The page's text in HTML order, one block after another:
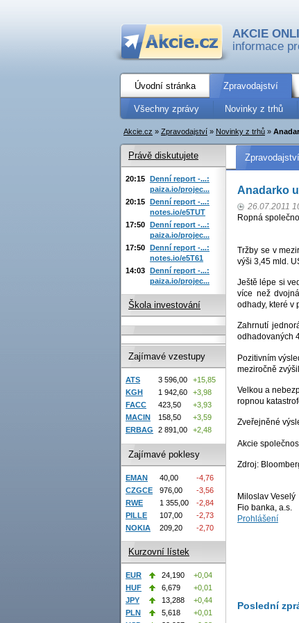
AKCIE
informace
Úvodní stránka Zpravodajství
Všechny zprávy Novinky z trhů
Akcie.cz » Zpravodajství » Novinky z trhů »
Zpravodajství
Anadarko
26.07.2011
Ropná
Tržby se v
výši 3,45 mld.
Ještě lépe si
více než
odhady, které v
Zahrnutí
odhadovaných
Pozitivním
meziročně
Velkou a
ropnou
Zveřejněné
Akcie
Zdroj:
Miloslav Veselý
Fio banka, a.s.
Prohlášení
Poslední
Právě diskutujete
20:15 Denní report -...:
paiza.io/projec...
20:15 Denní report -...:
notes.io/e5TUT
17:50 Denní report -...:
paiza.io/projec...
17:50 Denní report -...:
notes.io/e5T61
14:03 Denní report -...:
paiza.io/projec...
Škola investování
Zajímavé vzestupy
ATS 3 596,00
+15,85
KGH
1 942,60
+3,98
FACC
423,50
+3,93
MACIN
158,50
+3,59
ERBAG
2 891,00 +2,48
Zajímavé poklesy
EMAN 40,00
-4,76
CZGCE
976,00
-3,56
RWE
1 355,00
-2,84
PILLE
107,00
-2,73
NOKIA
209,20 -2,70
Kurzovní lístek
EUR 24,190
+0,04
HUF
6,679
+0,01
JPY
13,288
+0,44
PLN
5,618
+0,01